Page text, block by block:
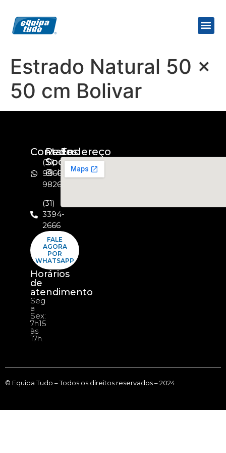
Estrado Natural 50 x
50 cm Bolivar
Contato
(31)
99664-
9826
(31)
3394-
2666
FALE
AGORA
POR
WHATSAPP
Horários
de
atendimento
Seg
a
Sex:
7h15
às
17h.
Redes
Socias
Instagram
Endereço
© Equipa Tudo – Todos os direitos reservados – 2024